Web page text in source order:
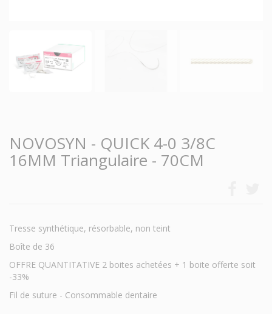
NOVOSYN - QUICK 4-0 3/8C
16MM Triangulaire - 70CM
Tresse synthétique, résorbable, non teint
Boîte de 36
OFFRE QUANTITATIVE 2 boites achetées + 1 boite offerte soit
-33%
Fil de suture - Consommable dentaire